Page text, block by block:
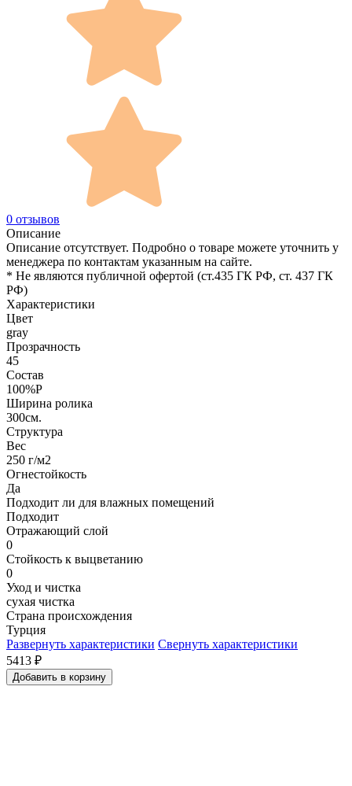
0 отзывов
Описание
Описание отсутствует. Подробно о товаре можете уточнить у
менеджера по контактам указанным на сайте.
* Не являются публичной офертой (ст.435 ГК РФ, cт. 437 ГК
РФ)
Характеристики
Цвет
gray
Прозрачность
45
Состав
100%P
Ширина ролика
300см.
Структура
Вес
250 г/м2
Огнестойкость
Да
Подходит ли для влажных помещений
Подходит
Отражающий слой
0
Стойкость к выцветанию
0
Уход и чистка
сухая чистка
Страна происхождения
Турция
Развернуть характеристики Свернуть характеристики
5413 ₽
Добавить в корзину